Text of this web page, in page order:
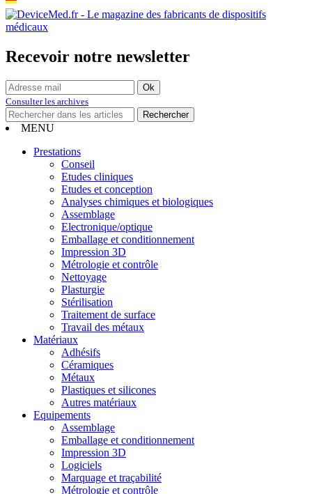
Recevoir notre newsletter
Consulter les archives
MENU
Prestations
Conseil
Etudes cliniques
Etudes et conception
Analyses chimiques et biologiques
Assemblage
Electronique/optique
Emballage et conditionnement
Impression 3D
Métrologie et contrôle
Nettoyage
Plasturgie
Stérilisation
Traitement de surface
Travail des métaux
Matériaux
Adhésifs
Céramiques
Métaux
Plastiques et silicones
Autres matériaux
Equipements
Assemblage
Emballage et conditionnement
Impression 3D
Logiciels
Marquage et traçabilité
Métrologie et contrôle